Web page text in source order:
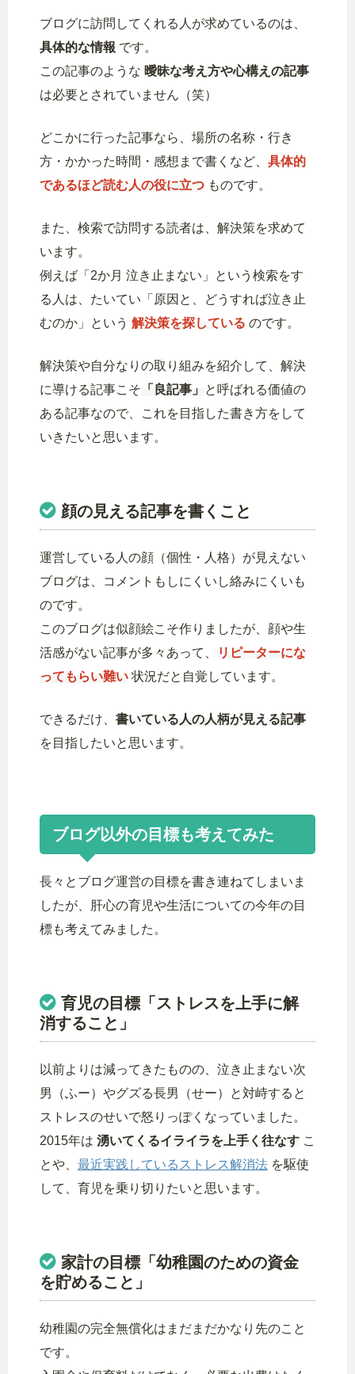
ブログに訪問してくれる人が求めているのは、
具体的な情報 です。
この記事のような 曖昧な考え方や心構えの記事
は必要とされていません（笑）
どこかに行った記事なら、場所の名称・行き
方・かかった時間・感想まで書くなど、 具体的
であるほど読む人の役に立つ ものです。
また、検索で訪問する読者は、解決策を求めて
います。
例えば「2か月 泣き止まない」という検索をす
る人は、たいてい「原因と、どうすれば泣き止
むのか」という 解決策を探している のです。
解決策や自分なりの取り組みを紹介して、解決
に導ける記事こそ 「良記事」 と呼ばれる価値の
ある記事なので、これを目指した書き方をして
いきたいと思います。
顔の見える記事を書くこと
運営している人の顔（個性・人格）が見えない
ブログは、コメントもしにくいし絡みにくいも
のです。
このブログは似顔絵こそ作りましたが、顔や生
活感がない記事が多々あって、
リピーターにな
ってもらい難い 状況だと自覚しています。
できるだけ、 書いている人の人柄が見える記事
を目指したいと思います。
ブログ以外の目標も考えてみた
長々とブログ運営の目標を書き連ねてしまいま
したが、肝心の育児や生活についての今年の目
標も考えてみました。
育児の目標「ストレスを上手に解
消すること」
以前よりは減ってきたものの、泣き止まない次
男（ふー）やグズる長男（せー）と対峙すると
ストレスのせいで怒りっぽくなっていました。
2015年は 湧いてくるイライラを上手く往なす こ
とや、 最近実践しているストレス解消法 を駆使
して、育児を乗り切りたいと思います。
家計の目標「幼稚園のための資金
を貯めること」
幼稚園の完全無償化はまだまだかなり先のこと
です。